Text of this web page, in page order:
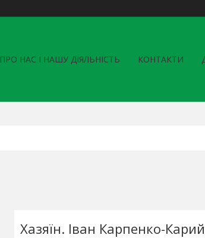
ПРО НАС І НАШУ ДІЯЛЬНІСТЬ КОНТАКТИ
Хазяїн. Іван Карпенко-